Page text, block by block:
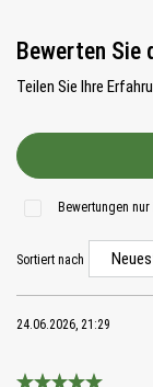
Bewerten Sie
Teilen Sie Ihre
Bewertungen
Sortiert nach
24.06.2026, 21:29